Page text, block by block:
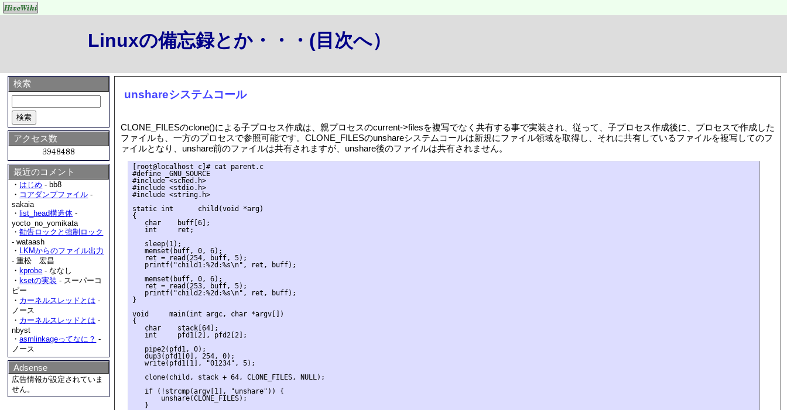
Linuxの備忘録とか・・・(目次へ）
unshareシステムコール
CLONE_FILESのclone()による子プロセス作成は、親プロセスのcurrent->filesを複写でなく共有する事で実装され、従って、子プロセス作成後に、プロセスで作成した
ファイルも、一方のプロセスで参照可能です。CLONE_FILESのunshareシステムコールは新規にファイル領域を取得し、それに共有しているファイルを複写してのフ
ァイルとなり、unshare前のファイルは共有されますが、unshare後のファイルは共有されません。
[root@localhost c]# cat parent.c
#define _GNU_SOURCE
#include <sched.h>
#include <stdio.h>
#include <string.h>
static int      child(void *arg)
{
   char    buff[6];
   int     ret;
   sleep(1);
   memset(buff, 0, 6);
   ret = read(254, buff, 5);
   printf("child1:%2d:%s\n", ret, buff);
   memset(buff, 0, 6);
   ret = read(253, buff, 5);
   printf("child2:%2d:%s\n", ret, buff);
}
void     main(int argc, char *argv[])
{
   char    stack[64];
   int     pfd1[2], pfd2[2];
   pipe2(pfd1, 0);
   dup3(pfd1[0], 254, 0);
   write(pfd1[1], "01234", 5);
   clone(child, stack + 64, CLONE_FILES, NULL);
   if (!strcmp(argv[1], "unshare")) {
       unshare(CLONE_FILES);
   }
検索
アクセス数
最近のコメント
・ はじめ - bb8
・ コアダンプファイル -
sakaia
・ list_head構造体 -
yocto_no_yomikata
・勧告ロックと強制ロック
- wataash
・ LKMからのファイル出力
- 重松 宏昌
・ kprobe - ななし
・ ksetの実装 - スーパーコ
ピー
・ カーネルスレッドとは -
ノース
・ カーネルスレッドとは -
nbyst
・asmlinkageってなに？ -
ノース
Adsense
広告情報が設定されていま
せん。